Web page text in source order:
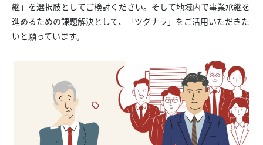
継」を選択肢としてご検討ください。そして地域内で事業承継を
進めるための課題解決として、「ツグナラ」をご活用いただきた
いと願っています。